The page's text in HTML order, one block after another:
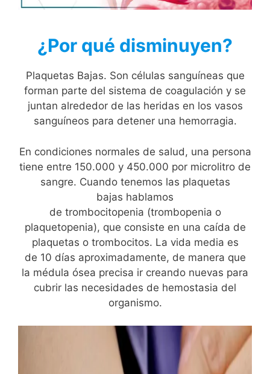
¿Por qué disminuyen?
Plaquetas Bajas. Son células sanguíneas que
forman parte del sistema de coagulación y se
juntan alrededor de las heridas en los vasos
sanguíneos para detener una hemorragia.
En condiciones normales de salud, una persona
tiene entre 150.000 y 450.000 por microlitro de
sangre. Cuando tenemos las plaquetas
bajas hablamos
de trombocitopenia (trombopenia o
plaquetopenia), que consiste en una caída de
plaquetas o trombocitos. La vida media es
de 10 días aproximadamente, de manera que
la médula ósea precisa ir creando nuevas para
cubrir las necesidades de hemostasia del
organismo.